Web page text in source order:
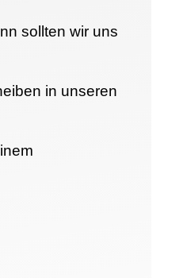
sollten wir uns
in unseren